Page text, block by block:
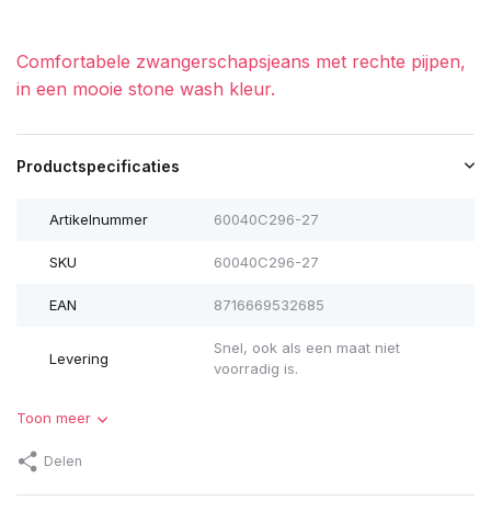
Comfortabele zwangerschapsjeans met rechte pijpen,
in een mooie stone wash kleur.
Productspecificaties
Artikelnummer 60040C296-27
SKU 60040C296-27
EAN 8716669532685
Levering
Snel, ook als een maat niet
voorradig is.
Toon meer
Delen